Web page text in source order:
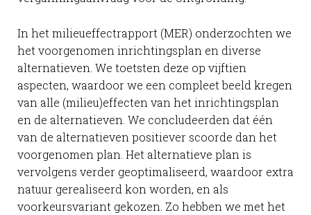
In het milieueffectrapport (MER) onderzochten we
het voorgenomen inrichtingsplan en diverse
alternatieven. We toetsten deze op vijftien
aspecten, waardoor we een compleet beeld kregen
van alle (milieu)effecten van het inrichtingsplan
en de alternatieven. We concludeerden dat één
van de alternatieven positiever scoorde dan het
voorgenomen plan. Het alternatieve plan is
vervolgens verder geoptimaliseerd, waardoor extra
natuur gerealiseerd kon worden, en als
voorkeursvariant gekozen. Zo hebben we met het